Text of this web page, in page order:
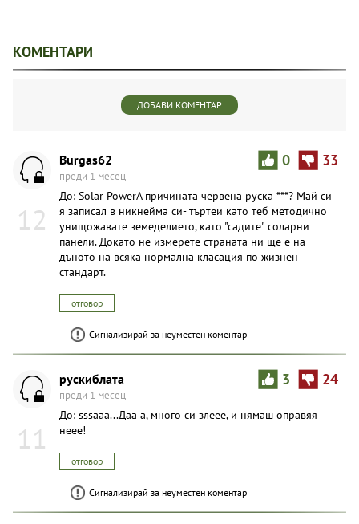
КОМЕНТАРИ
ДОБАВИ КОМЕНТАР
12
0 33
Burgas62
преди 1 месец
До: Solar PowerА причината червена руска ***? Май си
я записал в никнейма си- търтеи като теб методично
унищожавате земеделието, като "садите" соларни
панели. Докато не измерете страната ни ще е на
дъното на всяка нормална класация по жизнен
стандарт.
отговор
Сигнализирай за неуместен коментар
11
3 24
рускиблата
преди 1 месец
До: sssaaa...Даа а, много си злеее, и нямаш оправяя
неее!
отговор
Сигнализирай за неуместен коментар